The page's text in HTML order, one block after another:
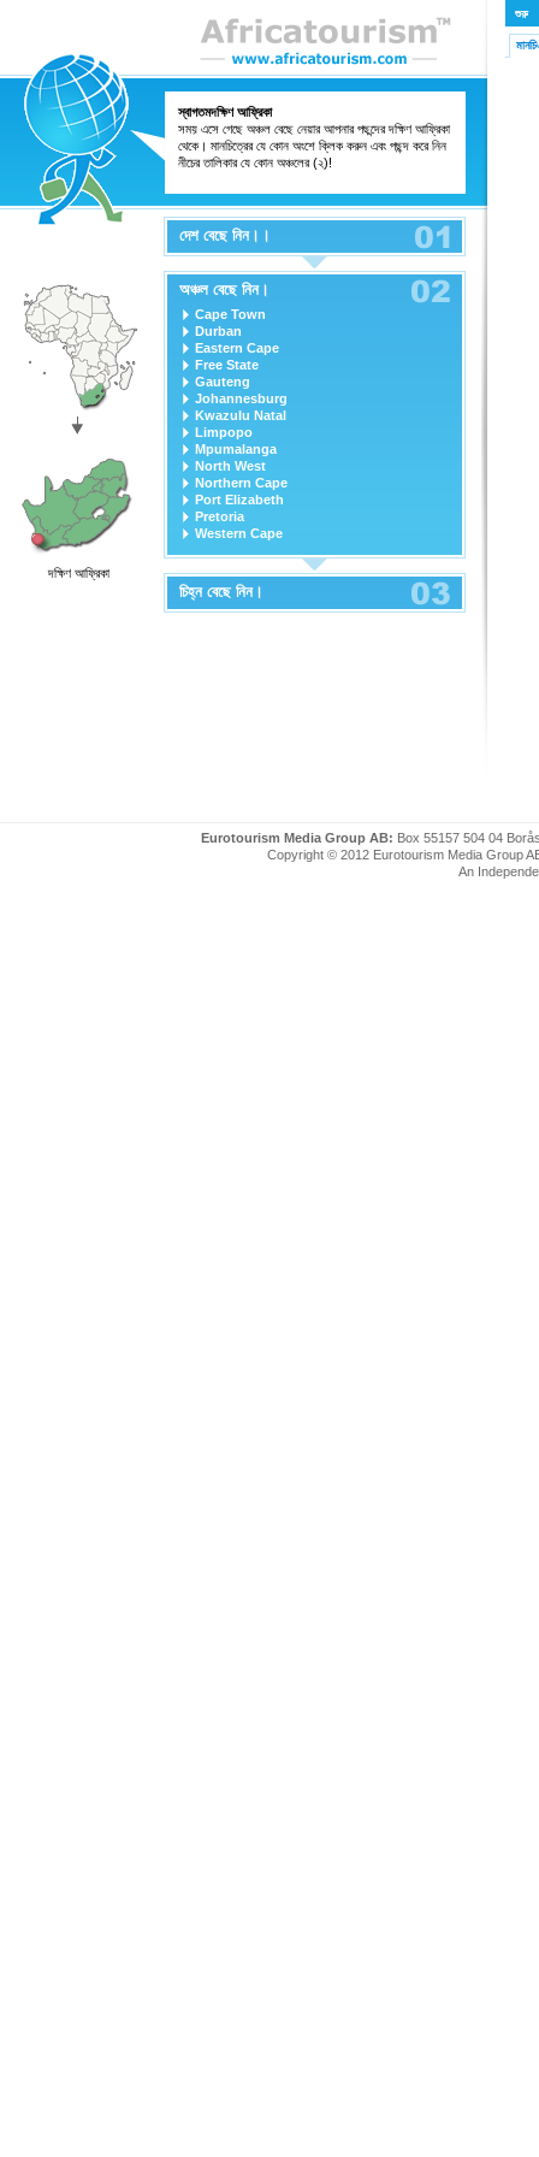
স্বাগতমদক্ষিণ আফ্রিকা
সময় এসে গেছে অঞ্চল বেছে নেয়ার আপনার পছন্দের দক্ষিণ আফ্রিকা
থেকে। মানচিত্রের যে কোন অংশে ক্লিক করুন এবং পছন্দ করে নিন
নীচের তালিকার যে কোন অঞ্চলের (২)!
দক্ষিণ আফ্রিকা
দেশ বেছে নিন।।
অঞ্চল বেছে নিন।
Cape Town
Durban
Eastern Cape
Free State
Gauteng
Johannesburg
Kwazulu Natal
Limpopo
Mpumalanga
North West
Northern Cape
Port Elizabeth
Pretoria
Western Cape
চিহ্ন বেছে নিন।
শুরু
Eurotourism Media Group AB: Box 55157 504 04
Copyright © 2012 Eurotourism Media Group
An